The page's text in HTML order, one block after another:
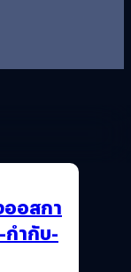
ออสกา
กำกับ-